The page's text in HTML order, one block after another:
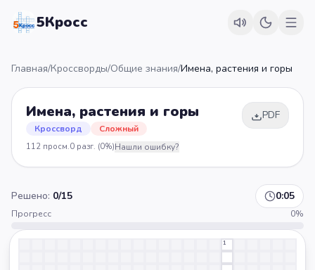
5Кросс
Главная/Кроссворды/Общие знания/Имена, растения и горы
Имена, растения и горы
Кроссворд Сложный
PDF
112 просм.0 разг. (0%)Нашли ошибку?
Решено: 0/15 0:05
Прогресс 0%
1